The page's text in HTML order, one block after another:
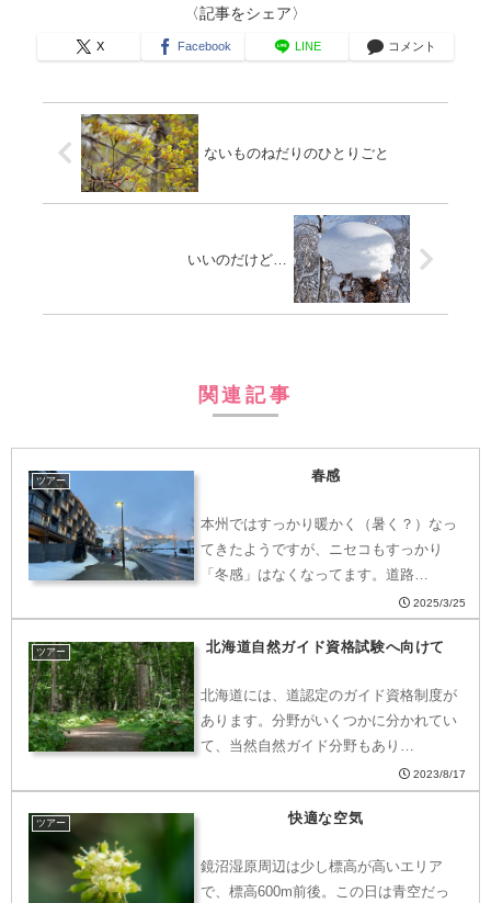
〈記事をシェア〉
X Facebook LINE コメント
ないものねだりのひとりごと
いいのだけど…
関連記事
ツアー 春感
本州ではすっかり暖かく（暑く？）なっ
てきたようですが、ニセコもすっかり
「冬感」はなくなってます。道路…
2025/3/25
ツアー 北海道自然ガイド資格試験へ向けて
北海道には、道認定のガイド資格制度が
あります。分野がいくつかに分かれてい
て、当然自然ガイド分野もあり…
2023/8/17
ツアー 快適な空気
鏡沼湿原周辺は少し標高が高いエリア
で、標高600m前後。この日は青空だっ